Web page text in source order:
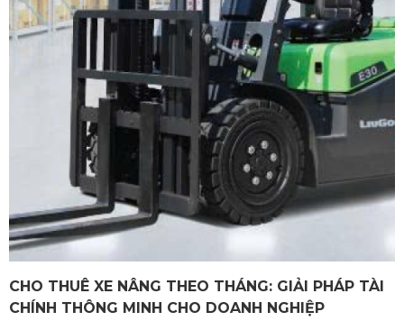
CHO THUÊ XE NÂNG THEO THÁNG: GIẢI PHÁP TÀI
CHÍNH THÔNG MINH CHO DOANH NGHIỆP